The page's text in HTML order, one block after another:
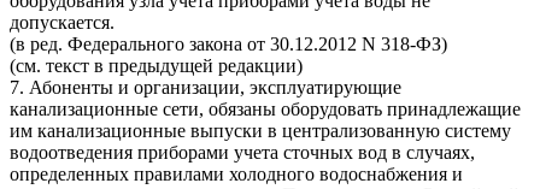
допускается.
(в ред. Федерального закона от 30.12.2012 N 318-ФЗ)
(см. текст в предыдущей редакции)
7. Абоненты и организации, эксплуатирующие
канализационные сети, обязаны оборудовать принадлежащие
им канализационные выпуски в централизованную систему
водоотведения приборами учета сточных вод в случаях,
определенных правилами холодного водоснабжения и